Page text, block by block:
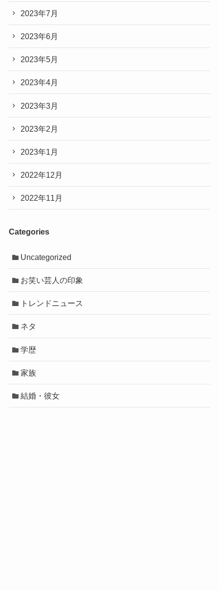
2023年7月
2023年6月
2023年5月
2023年4月
2023年3月
2023年2月
2023年1月
2022年12月
2022年11月
Categories
Uncategorized
お笑い芸人の印象
トレンドニュース
ネタ
学歴
家族
結婚・彼女